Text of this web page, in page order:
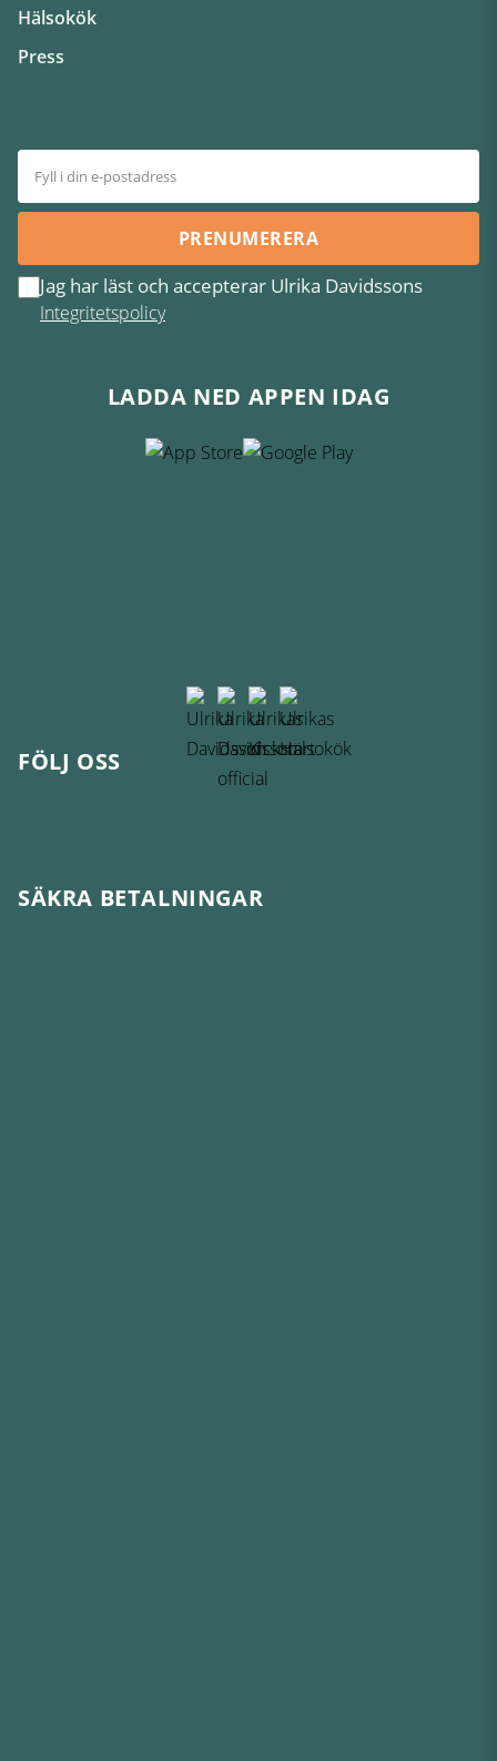
Hälsokök
Press
PRENUMERERA
Jag har läst och accepterar Ulrika Davidssons
Integritetspolicy
LADDA NED APPEN IDAG
FÖLJ OSS
SÄKRA BETALNINGAR